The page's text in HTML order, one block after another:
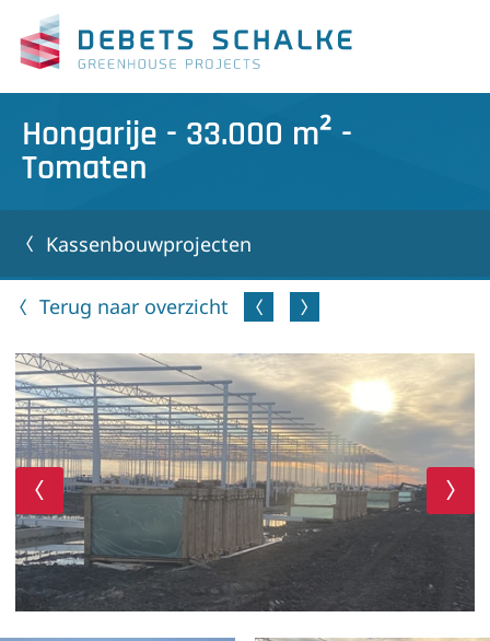
Hongarije - 33.000 m² -
Tomaten
Kassenbouwprojecten
Terug naar overzicht